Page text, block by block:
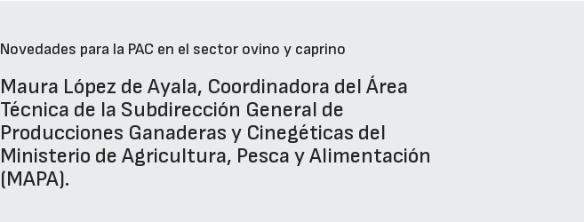
Novedades para la PAC en el sector ovino y caprino
Maura López de Ayala, Coordinadora del Área
Técnica de la Subdirección General de
Producciones Ganaderas y Cinegéticas del
Ministerio de Agricultura, Pesca y Alimentación
(MAPA).